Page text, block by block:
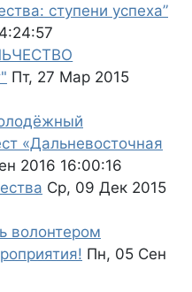
ступени успеха”
Пт, 27 Мар 2015
«Дальневосточная
2016 16:00:16
Ср, 09 Дек 2015
волонтером
Пн, 05 Сен